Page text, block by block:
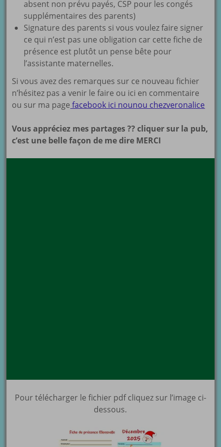
absent non prévu payés, CSP pour les congés
supplémentaires des parents)
Signature des parents si vous voulez faire signer
ce qui n’est pas une obligation car cette fiche de
présence est plutôt un pense bête pour
l’assistante maternelles.
Si vous avez des remarques sur ce nouveau fichier
n’hésitez pas a venir le faire ou ici en commentaire
ou sur ma page facebook ici nounou chezveronalice
Vous appréciez mes partages ?? cliquer sur la pub,
c’est une belle façon de me dire MERCI
Pour télécharger le fichier pdf cliquez sur l’image ci-
dessous.